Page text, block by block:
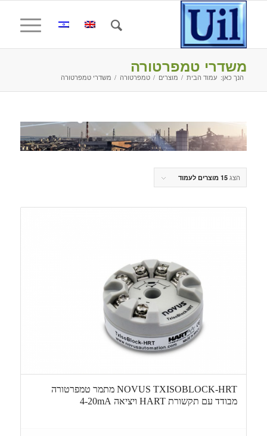
משדרי טמפרטורה
הנך כאן: עמוד הבית / מוצרים / טמפרטורה / משדרי טמפרטורה
הצג 15 מוצרים לעמוד
NOVUS TXISOBLOCK-HRT מתמר טמפרטורה
מבודד עם תקשורת HART ויציאה 4-20mA